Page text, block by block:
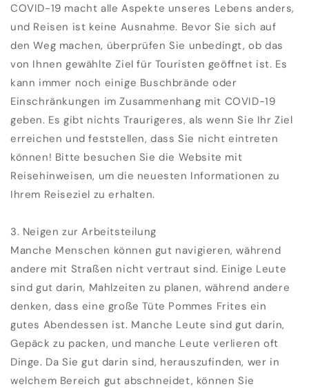
COVID-19 macht alle Aspekte unseres Lebens anders,
und Reisen ist keine Ausnahme. Bevor Sie sich auf
den Weg machen, überprüfen Sie unbedingt, ob das
von Ihnen gewählte Ziel für Touristen geöffnet ist. Es
kann immer noch einige Buschbrände oder
Einschränkungen im Zusammenhang mit COVID-19
geben. Es gibt nichts Traurigeres, als wenn Sie Ihr Ziel
erreichen und feststellen, dass Sie nicht eintreten
können! Bitte besuchen Sie die Website mit
Reisehinweisen, um die neuesten Informationen zu
Ihrem Reiseziel zu erhalten.
3. Neigen zur Arbeitsteilung
Manche Menschen können gut navigieren, während
andere mit Straßen nicht vertraut sind. Einige Leute
sind gut darin, Mahlzeiten zu planen, während andere
denken, dass eine große Tüte Pommes Frites ein
gutes Abendessen ist. Manche Leute sind gut darin,
Gepäck zu packen, und manche Leute verlieren oft
Dinge. Da Sie gut darin sind, herauszufinden, wer in
welchem ​​Bereich gut abschneidet, können Sie